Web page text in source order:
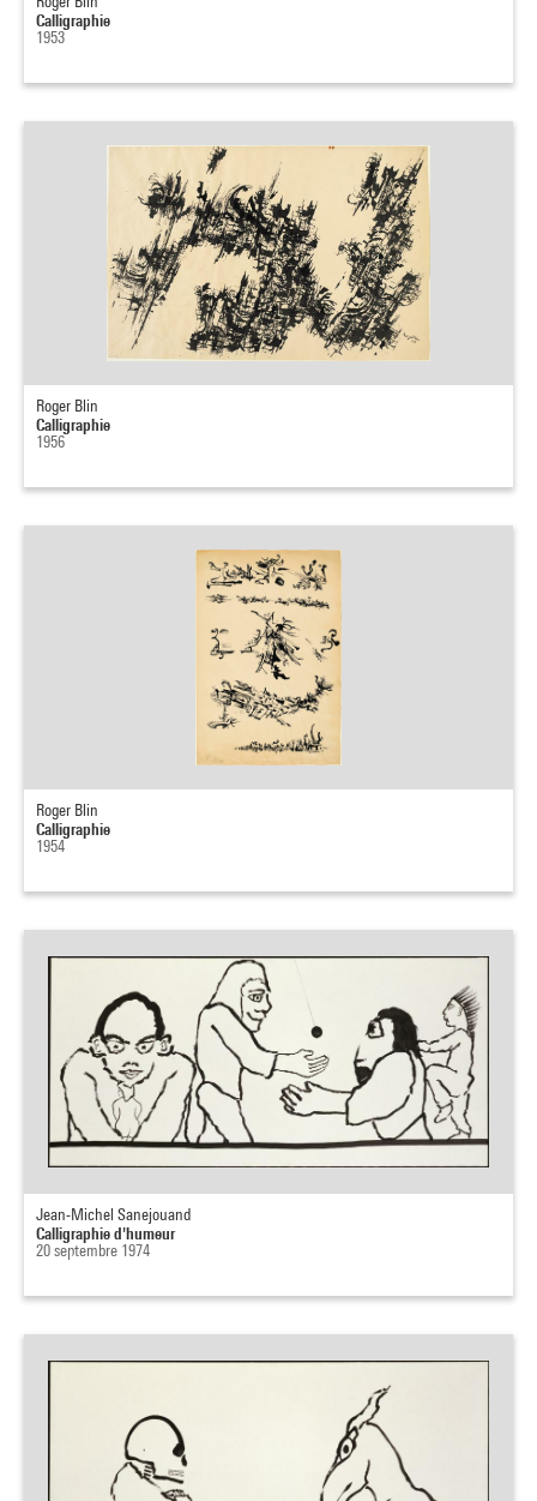
Calligraphie
1953
Roger Blin
Calligraphie
1956
Roger Blin
Calligraphie
1954
Jean-Michel Sanejouand
Calligraphie d'humeur
20 septembre 1974